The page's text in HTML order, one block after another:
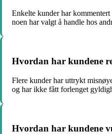
Enkelte kunder har
noen har valgt å handle hos
Hvordan har kundene
Flere kunder har uttrykt
og har ikke fått forlenget
Hvordan har kundene